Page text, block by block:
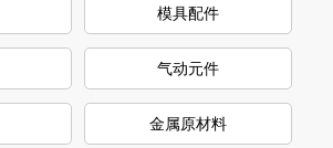
模具配件
气动元件
金属原材料